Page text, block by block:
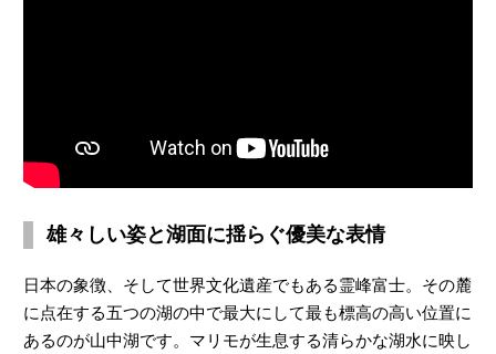
雄々しい姿と湖面に揺らぐ優美な表情
日本の象徴、そして世界文化遺産でもある霊峰富士。その麓
に点在する五つの湖の中で最大にして最も標高の高い位置に
あるのが山中湖です。マリモが生息する清らかな湖水に映し